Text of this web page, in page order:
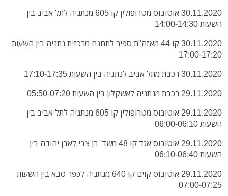
30.11.2020 אוטובוס מטרופולין קו 605 מנתניה לתל אביב בין
השעות 14:00-14:30
30.11.2020 קו 44 מאזה"ת ספיר לתחנה מרכזית נתניה בין השעות
17:00-17:20
30.11.2020 רכבת מתל אביב לנתניה בין השעות 17:10-17:35
29.11.2020 רכבת מנתניה לאשקלון בין השעות 05:50-07:20
29.11.2020 אוטובוס מטרופולין קו 605 מנתניה לתל אביב בין
השעות 06:00-06:10
29.11.2020 אוטובוס אגד קו 48 משד' בן צבי לאבן יהודה בין
השעות 06:10-06:40
29.11.2020 אוטובוס קוים קו 640 מנתניה לכפר סבא בין השעות
07:00-07:25